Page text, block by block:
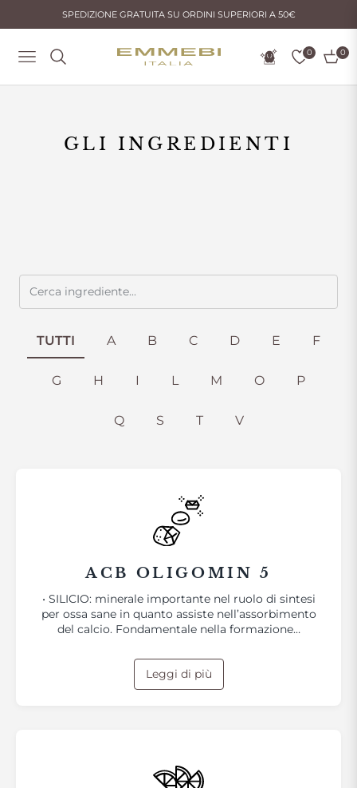
SPEDIZIONE GRATUITA SU ORDINI SUPERIORI A 50€
Navigation
0 0
GLI INGREDIENTI
TUTTI A B C D E F
G H I L M O P
Q S T V
ACB OLIGOMIN 5
• SILICIO: minerale importante nel ruolo di sintesi
per ossa sane in quanto assiste nell’assorbimento
del calcio. Fondamentale nella formazione…
Leggi di più